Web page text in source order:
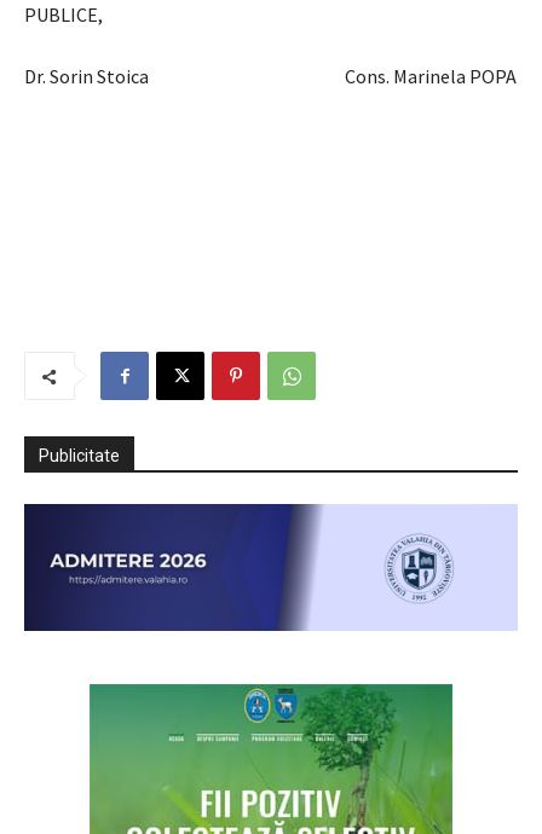
PUBLICE,
Dr. Sorin Stoica Cons. Marinela POPA
Publicitate